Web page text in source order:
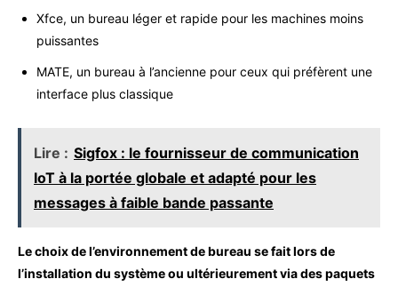
Xfce, un bureau léger et rapide pour les machines moins
puissantes
MATE, un bureau à l’ancienne pour ceux qui préfèrent une
interface plus classique
Lire : Sigfox : le fournisseur de communication
IoT à la portée globale et adapté pour les
messages à faible bande passante
Le choix de l’environnement de bureau se fait lors de
l’installation du système ou ultérieurement via des paquets